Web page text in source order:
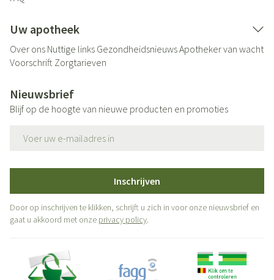
Uw apotheek
Over ons Nuttige links GezondheidsnieuwsApotheker van wacht
Voorschrift Zorgtarieven
Nieuwsbrief
Blijf op de hoogte van nieuwe producten en promoties
Inschrijven
Door op inschrijven te klikken, schrijft u zich in voor onze nieuwsbrief en
gaat u akkoord met onze privacy policy.